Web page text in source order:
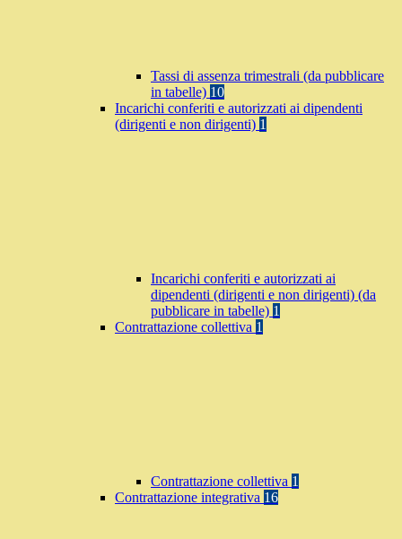
Tassi di assenza trimestrali (da pubblicare
in tabelle) 10
Incarichi conferiti e autorizzati ai dipendenti
(dirigenti e non dirigenti) 1
Incarichi conferiti e autorizzati ai
dipendenti (dirigenti e non dirigenti) (da
pubblicare in tabelle) 1
Contrattazione collettiva 1
Contrattazione collettiva 1
Contrattazione integrativa 16